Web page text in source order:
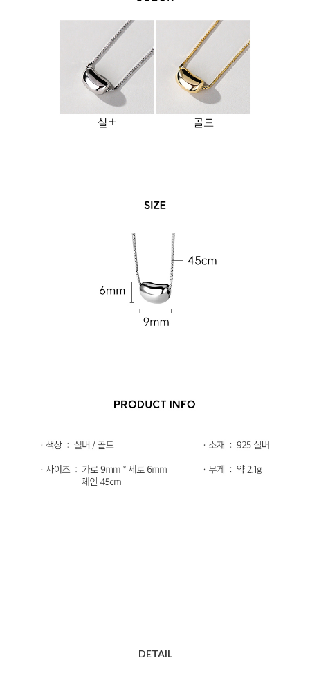
DETAIL